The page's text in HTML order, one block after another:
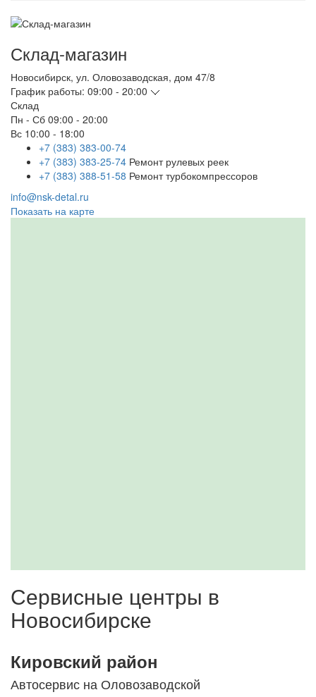
Склад-магазин
Новосибирск, ул. Оловозаводская, дом 47/8
График работы: 09:00 - 20:00
Склад
Пн - Сб 09:00 - 20:00
Вс 10:00 - 18:00
+7 (383) 383-00-74
+7 (383) 383-25-74 Ремонт рулевых реек
+7 (383) 388-51-58 Ремонт турбокомпрессоров
info@nsk-detal.ru
Показать на карте
Сервисные центры в
Новосибирске
Кировский район
Автосервис на Оловозаводской